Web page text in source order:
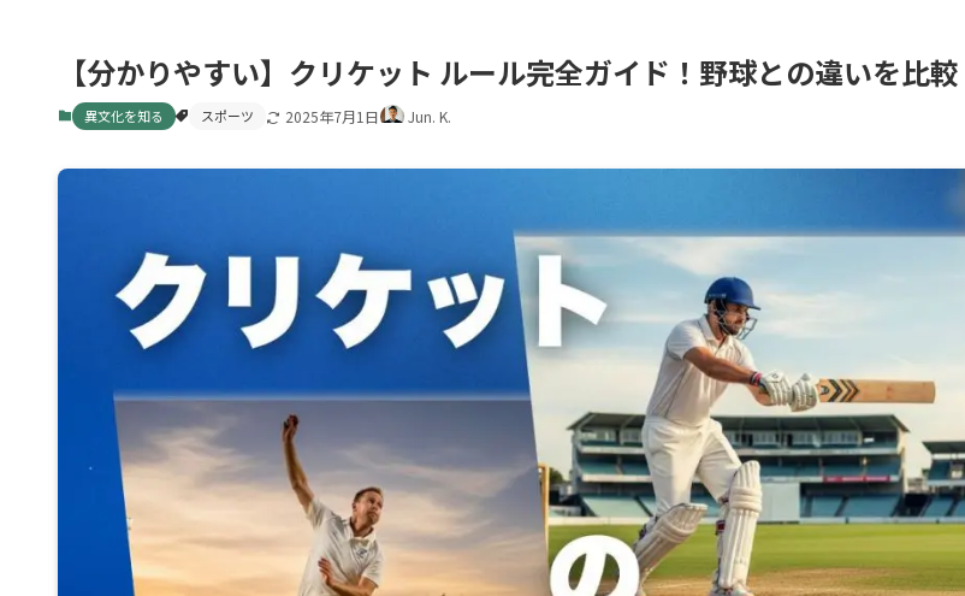
【分かりやすい】クリケット ルール完全ガイド！野球との違いを比較
異文化を知る スポーツ 2025年7月1日 Jun. K.